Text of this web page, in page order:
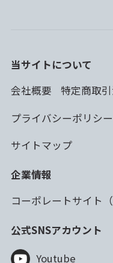
当サイトについて
会社概要
特定商取
プライバシーポリシー
サイトマップ
企業情報
コーポレートサイト（
公式SNSアカウント
Youtube